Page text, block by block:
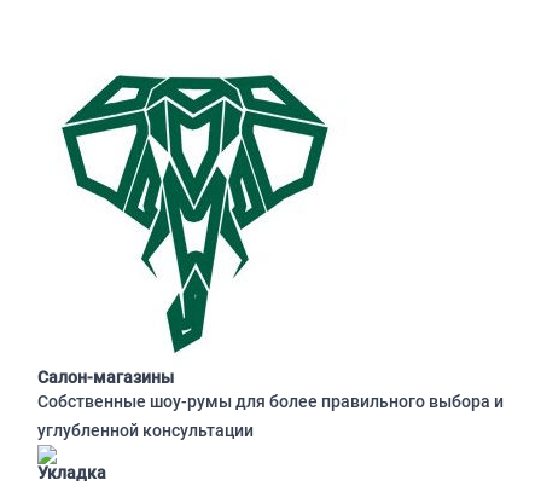
Салон-магазины
Собственные шоу-румы для более правильного выбора и
углубленной консультации
Укладка